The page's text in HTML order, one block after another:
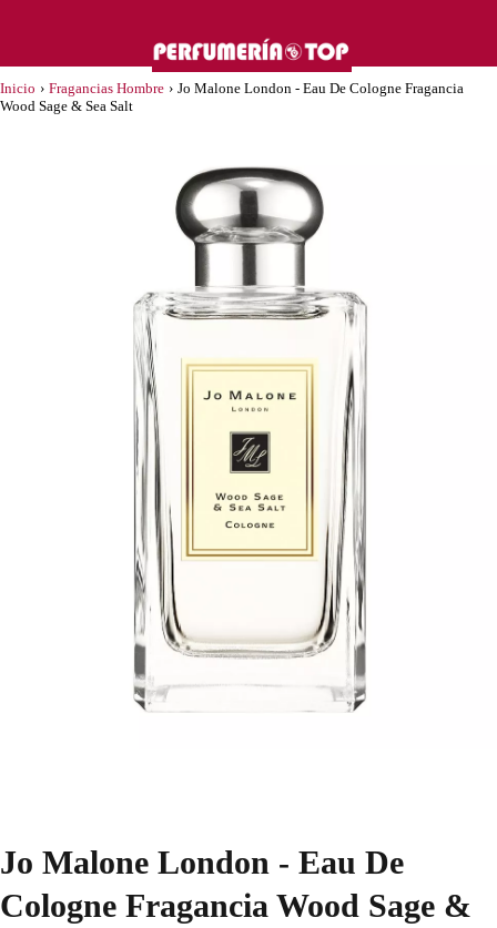
Inicio › Fragancias Hombre › Jo Malone London - Eau De Cologne Fragancia
Wood Sage & Sea Salt
Jo Malone London - Eau De
Cologne Fragancia Wood Sage &